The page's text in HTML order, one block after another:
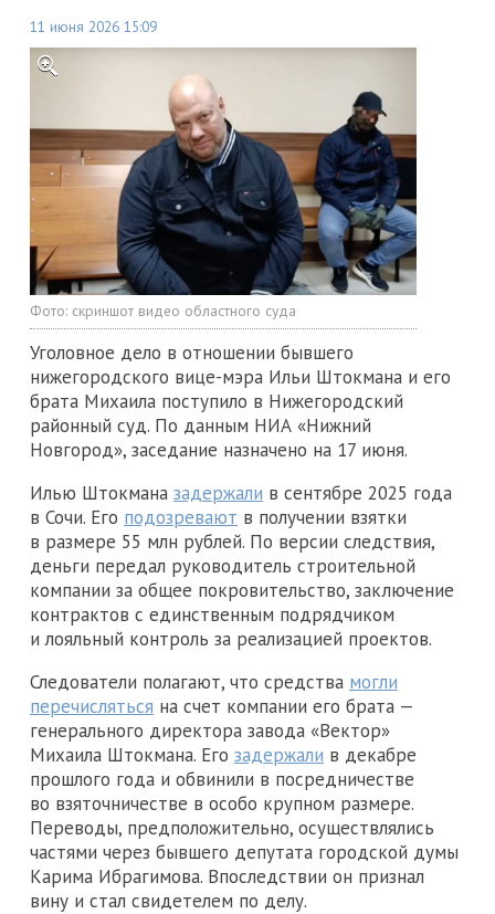
11 июня 2026 15:09
Фото: скриншот видео областного суда
Уголовное дело в отношении бывшего
нижегородского вице-мэра Ильи Штокмана и его
брата Михаила поступило в Нижегородский
районный суд. По данным НИА «Нижний
Новгород», заседание назначено на 17 июня.
Илью Штокмана задержали в сентябре 2025 года
в Сочи. Его подозревают в получении взятки
в размере 55 млн рублей. По версии следствия,
деньги передал руководитель строительной
компании за общее покровительство, заключение
контрактов с единственным подрядчиком
и лояльный контроль за реализацией проектов.
Следователи полагают, что средства могли
перечисляться на счет компании его брата —
генерального директора завода «Вектор»
Михаила Штокмана. Его задержали в декабре
прошлого года и обвинили в посредничестве
во взяточничестве в особо крупном размере.
Переводы, предположительно, осуществлялись
частями через бывшего депутата городской думы
Карима Ибрагимова. Впоследствии он признал
вину и стал свидетелем по делу.